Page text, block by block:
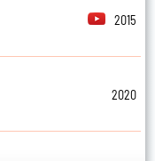
2015
2020